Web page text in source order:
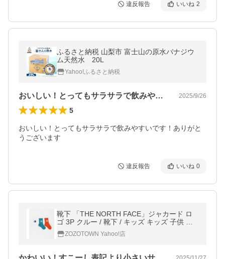
違反報告 いいね 2
ふるさと納税 山梨市 富士山の原水バナジウ
ム天然水 20L
Yahoo!ふるさと納税
おいしい！とってもサラサラで飲みやすい… 2025/9/26
5
おいしい！とってもサラサラで飲みやすいです！ありがと
うございます
違反報告 いいね 0
靴下 「THE NORTH FACE」ジャカード ロ
ゴ 3P クルー / 靴下 / キッズ キッズ 子供 男
の子 女の子
ZOZOTOWN Yahoo!店